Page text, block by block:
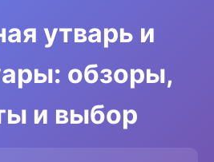
утварь и
обзоры,
и выбор